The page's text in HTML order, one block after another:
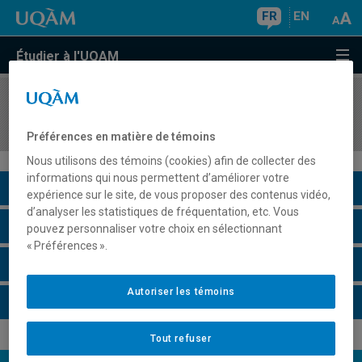
FR EN
Étudier à l'UQAM
COURS//
Description du cours
Horaire - Été 2026
Préférences en matière de témoins
Nous utilisons des témoins (cookies) afin de collecter des
informations qui nous permettent d’améliorer votre
expérience sur le site, de vous proposer des contenus vidéo,
d’analyser les statistiques de fréquentation, etc. Vous
pouvez personnaliser votre choix en sélectionnant
« Préférences ».
Tout refuser
Autoriser les témoins